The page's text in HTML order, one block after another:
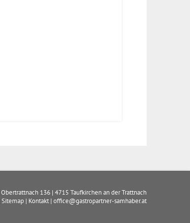
Obertrattnach 136 | 4715 Taufkirchen an der Trattnach
Sitemap | Kontakt | office@gastropartner-samhaber.at